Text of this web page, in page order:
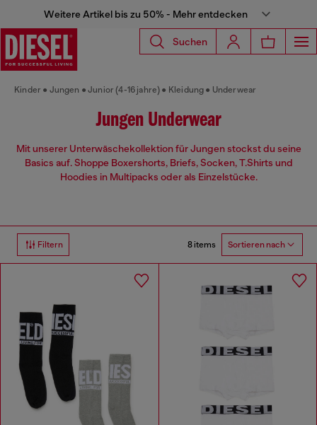
Weitere Artikel bis zu 50% - Mehr entdecken
Suchen
Kinder Jungen Junior (4-16 jahre) Kleidung Underwear
Jungen Underwear
Mit unserer Unterwäschekollektion für Jungen stockst du seine
Basics auf. Shoppe Boxershorts, Briefs, Socken, T.Shirts und
Hoodies in Multipacks oder als Einzelstücke.
Filtern 8 items Sortieren nach